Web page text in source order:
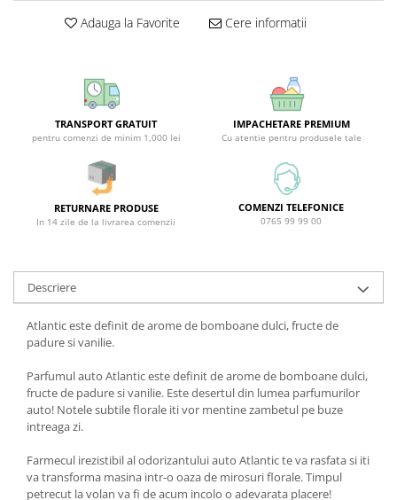
Aparate de Ras
Demachiant
Alte Articole
Adauga la Favorite Cere informatii
TRANSPORT GRATUIT
pentru comenzi de minim 1,000 lei
IMPACHETARE PREMIUM
Cu atentie pentru produsele tale
RETURNARE PRODUSE
In 14 zile de la livrarea comenzii
COMENZI TELEFONICE
0765 99 99 00
Descriere
Atlantic este definit de arome de bomboane dulci, fructe de
padure si vanilie.
Parfumul auto Atlantic este definit de arome de bomboane dulci,
fructe de padure si vanilie. Este desertul din lumea parfumurilor
auto! Notele subtile florale iti vor mentine zambetul pe buze
intreaga zi.
Farmecul irezistibil al odorizantului auto Atlantic te va rasfata si iti
va transforma masina intr-o oaza de mirosuri florale. Timpul
petrecut la volan va fi de acum incolo o adevarata placere!